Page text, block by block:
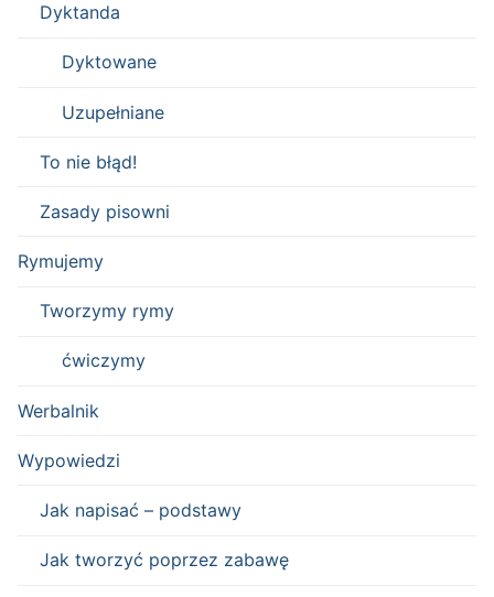
Dyktanda
Dyktowane
Uzupełniane
To nie błąd!
Zasady pisowni
Rymujemy
Tworzymy rymy
ćwiczymy
Werbalnik
Wypowiedzi
Jak napisać – podstawy
Jak tworzyć poprzez zabawę